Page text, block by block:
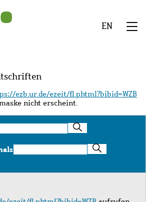
EN
ezb.ur.de/ezeit/fl.phtml?bibid=WZB
nicht erscheint.
Suche
nach
Journals